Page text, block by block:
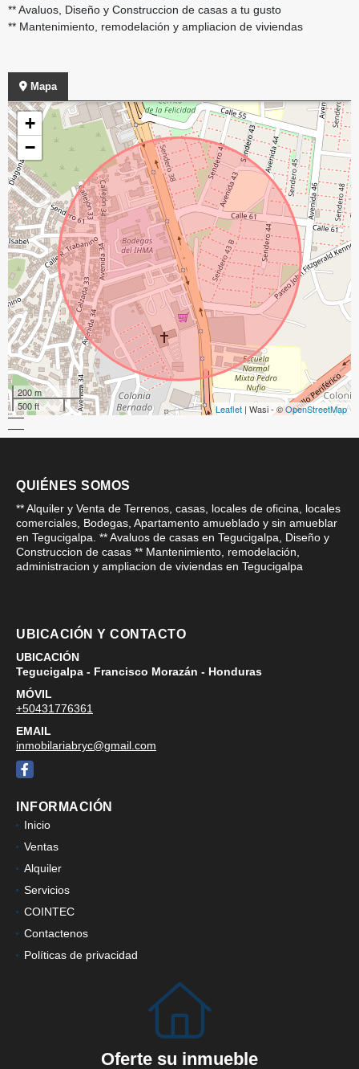
** Avaluos, Diseño y Construccion de casas a tu gusto
** Mantenimiento, remodelación y ampliacion de viviendas
Mapa
+
−
200 m
500 ft
Leaflet | Wasi - ©OpenStreetMap
QUIÉNES SOMOS
** Alquiler y Venta de Terrenos, casas, locales de oficina, locales
comerciales, Bodegas, Apartamento amueblado y sin amueblar
en Tegucigalpa. ** Avaluos de casas en Tegucigalpa, Diseño y
Construccion de casas ** Mantenimiento, remodelación,
administracion y ampliacion de viviendas en Tegucigalpa
UBICACIÓN Y CONTACTO
UBICACIÓN
Tegucigalpa - Francisco Morazán - Honduras
MÓVIL
+50431776361
EMAIL
inmobilariabryc@gmail.com
Facebook
INFORMACIÓN
Inicio
Ventas
Alquiler
Servicios
COINTEC
Contactenos
Políticas de privacidad
Oferte su inmueble